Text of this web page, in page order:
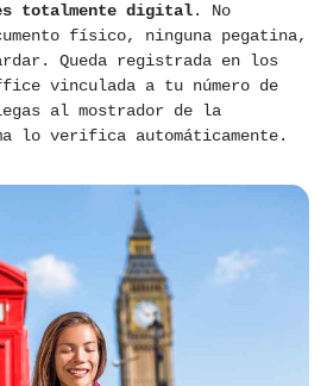
totalmente digital. No
físico, ninguna pegatina,
Queda registrada en los
vinculada a tu número de
al mostrador de la
lo verifica automáticamente.